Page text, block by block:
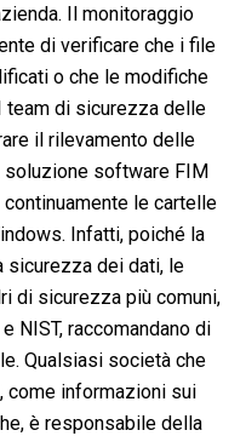
Il monitoraggio
di verificare che i file
o che le modifiche
team di sicurezza delle
il rilevamento delle
soluzione software FIM
le cartelle
Infatti, poiché la
sicurezza dei dati, le
di sicurezza più comuni,
NIST, raccomandano di
Qualsiasi società che
come informazioni sui
è responsabile della